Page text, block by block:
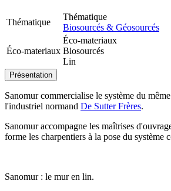
Thématique
Thématique
Biosourcés & Géosourcés
Éco-materiaux
Éco-materiaux
Biosourcés
Lin
Présentation
Sanomur commercialise le système du
l'industriel normand De Sutter Frères.
Sanomur accompagne les maîtrises
forme les charpentiers à la pose du système
Sanomur : le mur en lin.